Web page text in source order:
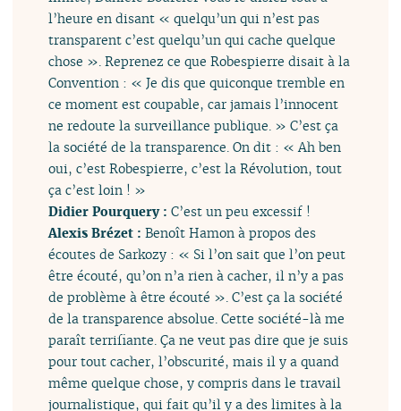
l’heure en disant « quelqu’un qui n’est pas
transparent c’est quelqu’un qui cache quelque
chose ». Reprenez ce que Robespierre disait à la
Convention : « Je dis que quiconque tremble en
ce moment est coupable, car jamais l’innocent
ne redoute la surveillance publique. » C’est ça
la société de la transparence. On dit : « Ah ben
oui, c’est Robespierre, c’est la Révolution, tout
ça c’est loin ! »
Didier Pourquery :C’est un peu excessif !
Alexis Brézet :Benoît Hamon à propos des
écoutes de Sarkozy : « Si l’on sait que l’on peut
être écouté, qu’on n’a rien à cacher, il n’y a pas
de problème à être écouté ». C’est ça la société
de la transparence absolue. Cette société-là me
paraît terrifiante. Ça ne veut pas dire que je suis
pour tout cacher, l’obscurité, mais il y a quand
même quelque chose, y compris dans le travail
journalistique, qui fait qu’il y a des limites à la